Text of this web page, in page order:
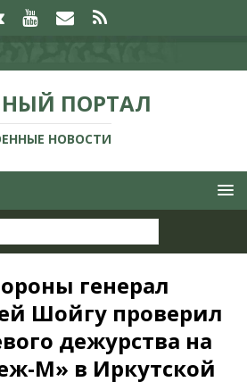
ПОРТАЛ
НОВОСТИ
генерал
Шойгу проверил
дежурства на
М» в Иркутской